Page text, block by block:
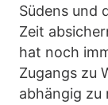
Südens und
Zeit
hat noch
Zugangs zu
abhängig zu